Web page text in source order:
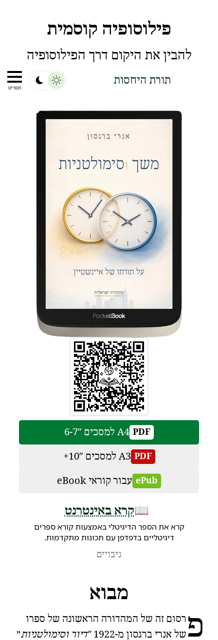
פילוסופיה קוסמית
להבין את היקום דרך הפילוסופיה
תורת היחסות
תפריט
PDF A4 למסכים 6-7″
PDF A3 למסכים 10″+
ePub עבור קוראי eBook
📖קרא באינטרנט
קרא את הספר הדיגיטלי באמצעות קורא ספרים
דיגיטליים בדפדפן עם תכונות מתקדמות.
גיבויים
מבוא
פרסום זה של המהדורה הראשונה של ספרו
של אנרי ברגסון מ-1922
דיור וסימולטניות